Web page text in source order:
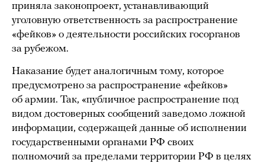
приняла законопроект, устанавливающий
уголовную ответственность за распространение
«фейков» о деятельности российских госорганов
за рубежом.
Наказание будет аналогичным тому, которое
предусмотрено за распространение «фейков»
об армии. Так, «публичное распространение под
видом достоверных сообщений заведомо ложной
информации, содержащей данные об исполнении
государственными органами РФ своих
полномочий за пределами территории РФ в целях